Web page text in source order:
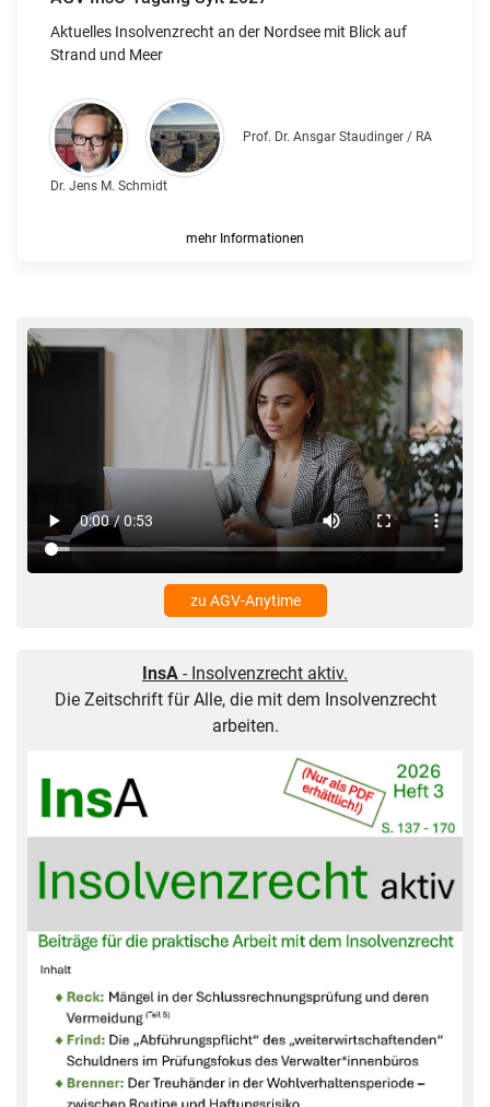
Aktuelles Insolvenzrecht an der Nordsee mit Blick auf
Strand und Meer
Prof. Dr. Ansgar Staudinger / RA
Dr. Jens M. Schmidt
mehr Informationen
zu AGV-Anytime
InsA - Insolvenzrecht aktiv.
Die Zeitschrift für Alle, die mit dem Insolvenzrecht
arbeiten.